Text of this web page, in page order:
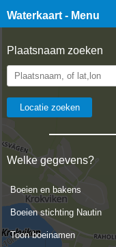
Waterkaart - Menu
Plaatsnaam zoeken
Welke gegevens?
Boeien en bakens
Boeien stichting Nautin
Toon boeinamen
☰ Waterkaart Live